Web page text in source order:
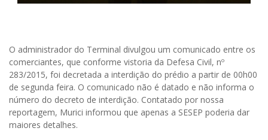
O administrador do Terminal divulgou um comunicado entre os
comerciantes, que conforme vistoria da Defesa Civil, nº
283/2015, foi decretada a interdição do prédio a partir de 00h00
de segunda feira. O comunicado não é datado e não informa o
número do decreto de interdição. Contatado por nossa
reportagem, Murici informou que apenas a SESEP poderia dar
maiores detalhes.